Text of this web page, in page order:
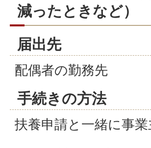
減ったときなど）
届出先
配偶者の勤務先
手続きの方法
扶養申請と一緒に事